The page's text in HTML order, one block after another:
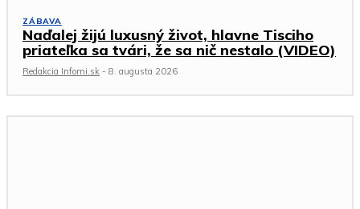
ZÁBAVA
Naďalej žijú luxusný život, hlavne Tisciho
priateľka sa tvári, že sa nič nestalo (VIDEO)
Redakcia Infomi.sk - 8. augusta 2026